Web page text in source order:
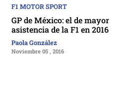
F1 MOTOR SPORT
GP de México: el de mayor
asistencia de la F1 en 2016
Paola González
Noviembre 05 , 2016